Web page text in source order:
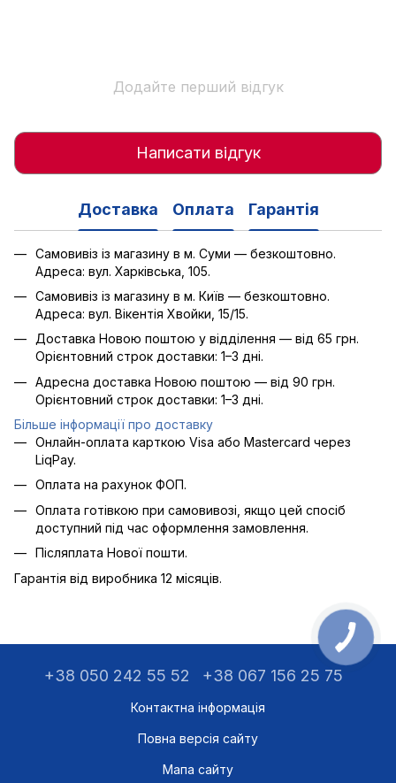
Додайте перший відгук
Написати відгук
Доставка Оплата Гарантія
Самовивіз із магазину в м. Суми — безкоштовно.
Адреса: вул. Харківська, 105.
Самовивіз із магазину в м. Київ — безкоштовно.
Адреса: вул. Вікентія Хвойки, 15/15.
Доставка Новою поштою у відділення — від 65 грн.
Орієнтовний строк доставки: 1–3 дні.
Адресна доставка Новою поштою — від 90 грн.
Орієнтовний строк доставки: 1–3 дні.
Більше інформації про доставку
Онлайн-оплата карткою Visa або Mastercard через
LiqPay.
Оплата на рахунок ФОП.
Оплата готівкою при самовивозі, якщо цей спосіб
доступний під час оформлення замовлення.
Післяплата Нової пошти.
Гарантія від виробника 12 місяців.
+38 050 242 55 52 +38 067 156 25 75
Контактна інформація
Повна версія сайту
Мапа сайту